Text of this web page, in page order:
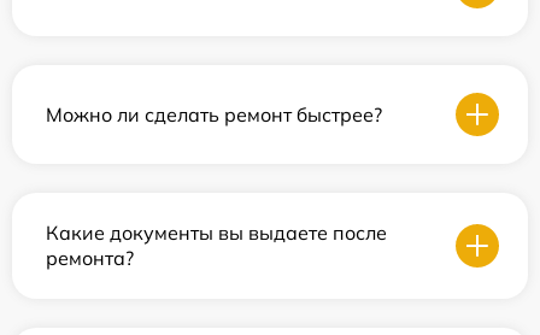
Можно ли сделать ремонт быстрее?
Какие документы вы выдаете после
ремонта?